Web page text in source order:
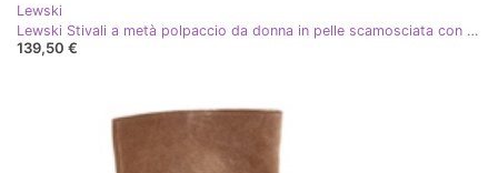
Lewski
Lewski Stivali a metà polpaccio da donna in pelle scamosciata con cerniera sinistra 3616 Marrone
139,50 €